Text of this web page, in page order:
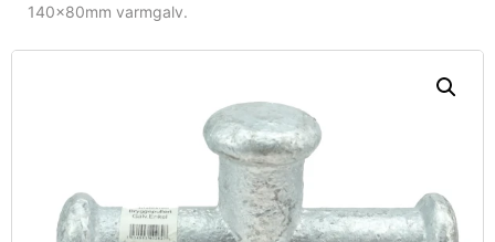
140x80mm varmgalv.